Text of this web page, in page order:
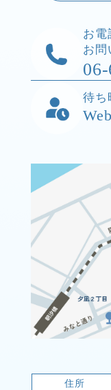
お電
お問
待ち
住所